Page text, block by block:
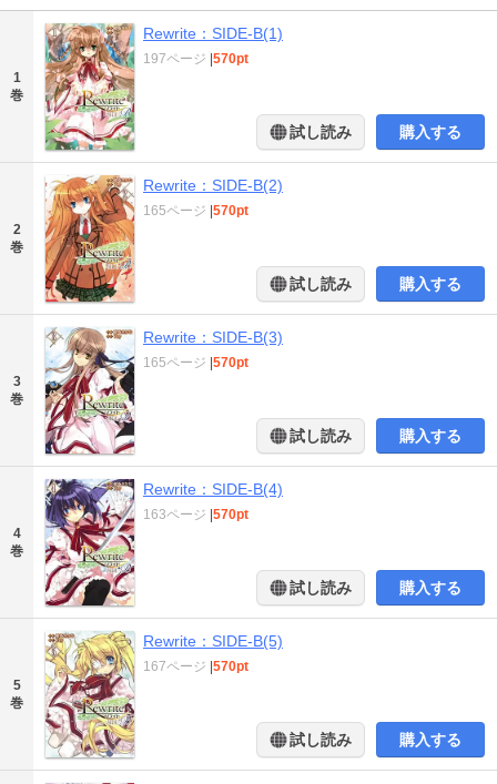
1
巻
Rewrite：SIDE-B(1)
197ページ 570pt
試し読み 購入する
2
巻
Rewrite：SIDE-B(2)
165ページ 570pt
試し読み 購入する
3
巻
Rewrite：SIDE-B(3)
165ページ 570pt
試し読み 購入する
4
巻
Rewrite：SIDE-B(4)
163ページ 570pt
試し読み 購入する
5
巻
Rewrite：SIDE-B(5)
167ページ 570pt
試し読み 購入する